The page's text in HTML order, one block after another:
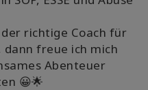
richtige Coach für
dann freue ich mich
Abenteuer
😀🌟